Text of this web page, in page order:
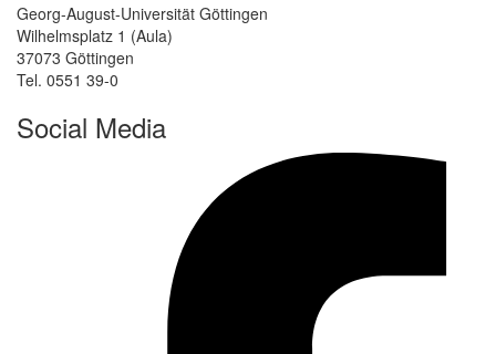
Georg-August-Universität Göttingen
Wilhelmsplatz 1 (Aula)
37073 Göttingen
Tel. 0551 39-0
Social Media